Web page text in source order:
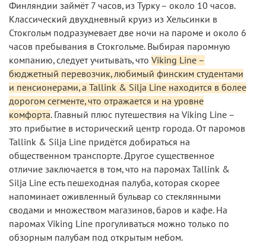
Финляндии займёт 7 часов, из Турку – около 10 часов.
Классический двухдневный круиз из Хельсинки в
Стокгольм подразумевает две ночи на пароме и около 6
часов пребывания в Стокгольме. Выбирая паромную
компанию, следует учитывать, что Viking Line –
бюджетный перевозчик, любимый финским студентами
и пенсионерами, а Tallink & Silja Line находится в более
дорогом сегменте, что отражается и на уровне
комфорта. Главный плюс путешествия на Viking Line –
это прибытие в исторический центр города. От паромов
Tallink & Silja Line придётся добираться на
общественном транспорте. Другое существенное
отличие заключается в том, что на паромах Tallink &
Silja Line есть пешеходная палуба, которая скорее
напоминает оживленный бульвар со стеклянными
сводами и множеством магазинов, баров и кафе. На
паромах Viking Line прогуливаться можно только по
обзорным палубам под открытым небом.